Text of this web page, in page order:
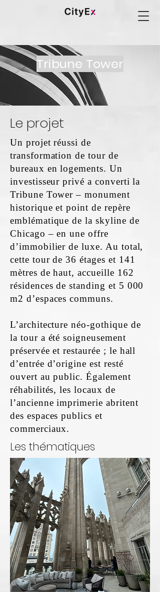
Tribune Tower
Le projet
Un projet réussi de
transformation de tour de
bureaux en logements. Un
investisseur privé a converti la
Tribune Tower – monument
historique et point de repère
emblématique de la skyline de
Chicago – en une offre
d’immobilier de luxe. Au total,
cette tour de 36 étages et 141
mètres de haut, accueille 162
résidences de standing et 5 000
m2 d’espaces communs.
L’architecture néo-gothique de
la tour a été soigneusement
préservée et restaurée ; le hall
d’entrée d’origine est resté
ouvert au public. Également
réhabilités, les locaux de
l’ancienne imprimerie abritent
des espaces publics et
commerciaux.
Les thématiques